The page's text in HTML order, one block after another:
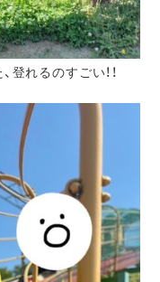
れるのすごい！！